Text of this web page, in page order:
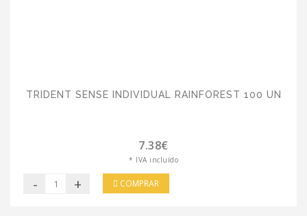
TRIDENT SENSE INDIVIDUAL RAINFOREST 100 UN
7.38€
* IVA incluído
- + COMPRAR